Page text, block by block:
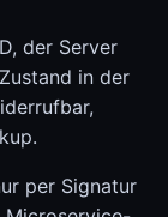
der Server
in der
per Signatur